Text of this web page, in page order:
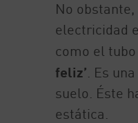
No
electricidad
como el
feliz’. Es
suelo. Éste
estática.